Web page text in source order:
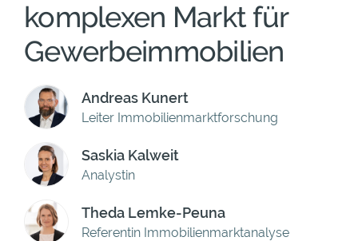
komplexen Markt für
Gewerbeimmobilien
Andreas Kunert
Leiter Immobilienmarktforschung
Saskia Kalweit
Analystin
Theda Lemke-Peuna
Referentin Immobilienmarktanalyse